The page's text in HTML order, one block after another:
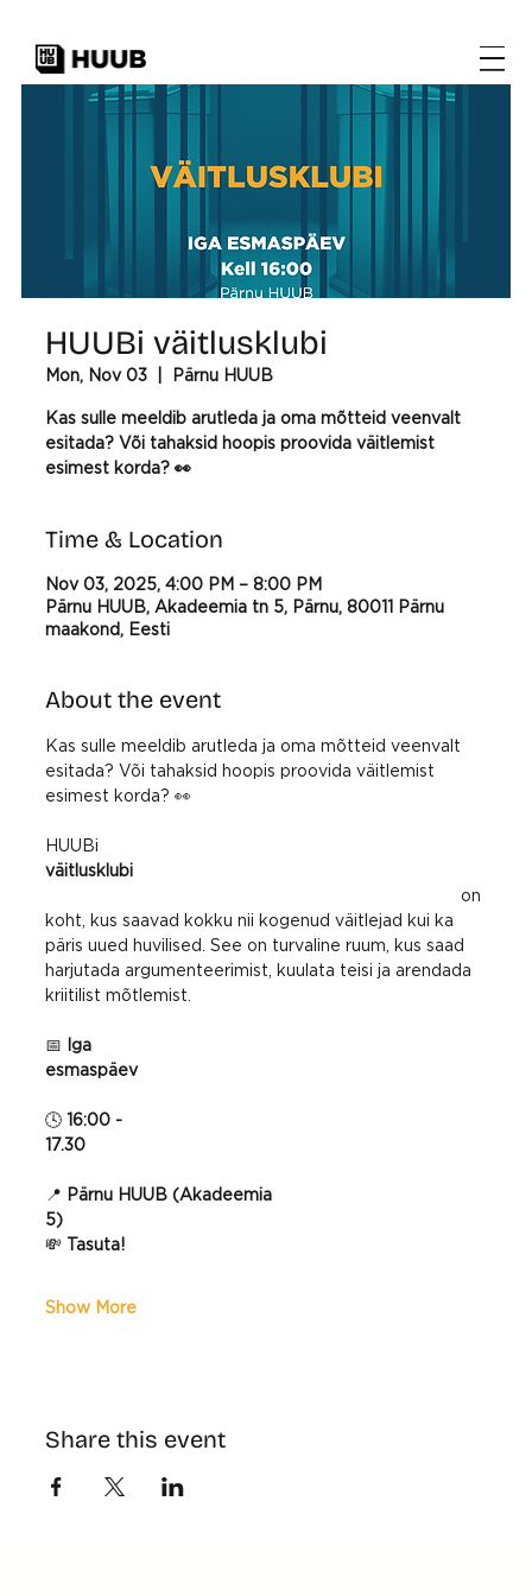
HUUBi väitlusklubi
Mon, Nov 03
  |
Pärnu HUUB
Kas sulle meeldib arutleda ja oma mõtteid veenvalt
esitada? Või tahaksid hoopis proovida väitlemist
esimest korda? 👀
Time & Location
Nov 03, 2025, 4:00 PM – 8:00 PM
Pärnu HUUB, Akadeemia tn 5, Pärnu, 80011 Pärnu
maakond, Eesti
About the event
Kas sulle meeldib arutleda ja oma mõtteid veenvalt
esitada? Või tahaksid hoopis proovida väitlemist
esimest korda? 👀
HUUBi
väitlusklubi
on
koht, kus saavad kokku nii kogenud väitlejad kui ka
päris uued huvilised. See on turvaline ruum, kus saad
harjutada argumenteerimist, kuulata teisi ja arendada
kriitilist mõtlemist.
📅 Iga
esmaspäev
🕓 16:00 -
17.30
📍 Pärnu HUUB (Akadeemia
5)
💸 Tasuta!
Show More
Share this event